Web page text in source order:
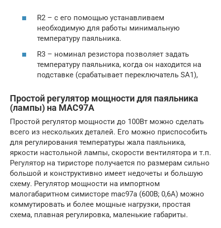
R2 – с его помощью устанавливаем
необходимую для работы минимальную
температуру паяльника.
R3 – номинал резистора позволяет задать
температуру паяльника, когда он находится на
подставке (срабатывает переключатель SA1),
Простой регулятор мощности для паяльника
(лампы) на MAC97A
Простой регулятор мощности до 100Вт можно сделать
всего из нескольких деталей. Его можно приспособить
для регулирования температуры жала паяльника,
яркости настольной лампы, скорости вентилятора и т.п.
Регулятор на тиристоре получается по размерам сильно
большой и конструктивно имеет недочеты и большую
схему. Регулятор мощности на импортном
малогабаритном симисторе mac97a (600В; 0,6А) можно
коммутировать и более мощные нагрузки, простая
схема, плавная регулировка, маленькие габариты.